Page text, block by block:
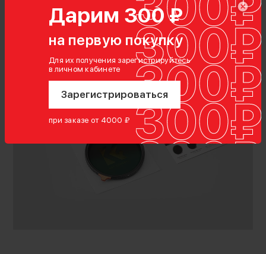
Дарим 300 ₽
на первую покупку
Для их получения зарегистрируйтесь
в личном кабинете
Зарегистрироваться
при заказе от 4000 ₽